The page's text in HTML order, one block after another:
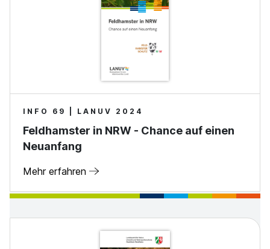
INFO 69 | LANUV 2024
Feldhamster in NRW - Chance auf einen
Neuanfang
Mehr erfahren